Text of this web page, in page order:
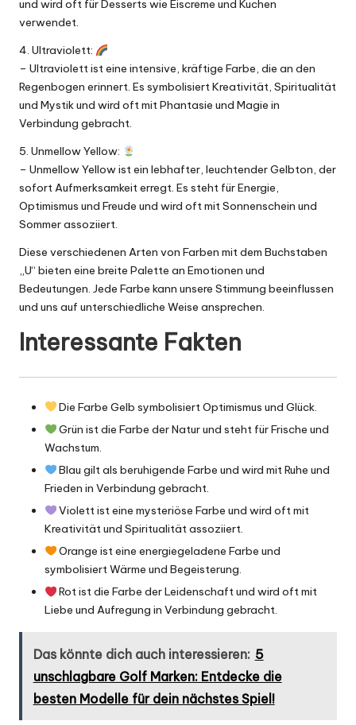
und wird oft für Desserts wie Eiscreme und Kuchen
verwendet.
4. Ultraviolett:
– Ultraviolett ist eine intensive, kräftige Farbe, die an den
Regenbogen erinnert. Es symbolisiert Kreativität, Spiritualität
und Mystik und wird oft mit Phantasie und Magie in
Verbindung gebracht.
5. Unmellow Yellow:
– Unmellow Yellow ist ein lebhafter, leuchtender Gelbton, der
sofort Aufmerksamkeit erregt. Es steht für Energie,
Optimismus und Freude und wird oft mit Sonnenschein und
Sommer assoziiert.
Diese verschiedenen Arten von Farben mit dem Buchstaben
„U“ bieten eine breite Palette an Emotionen und
Bedeutungen. Jede Farbe kann unsere Stimmung beeinflussen
und uns auf unterschiedliche Weise ansprechen.
Interessante Fakten
Die Farbe Gelb symbolisiert Optimismus und Glück.
Grün ist die Farbe der Natur und steht für Frische und
Wachstum.
Blau gilt als beruhigende Farbe und wird mit Ruhe und
Frieden in Verbindung gebracht.
Violett ist eine mysteriöse Farbe und wird oft mit
Kreativität und Spiritualität assoziiert.
Orange ist eine energiegeladene Farbe und
symbolisiert Wärme und Begeisterung.
Rot ist die Farbe der Leidenschaft und wird oft mit
Liebe und Aufregung in Verbindung gebracht.
Das könnte dich auch interessieren: 5
unschlagbare Golf Marken: Entdecke die
besten Modelle für dein nächstes Spiel!